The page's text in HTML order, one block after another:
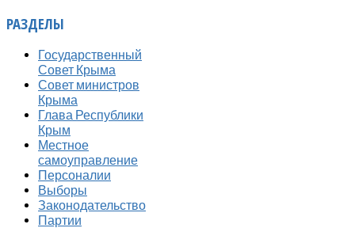
РАЗДЕЛЫ
Государственный
Совет Крыма
Совет министров
Крыма
Глава Республики
Крым
Местное
самоуправление
Персоналии
Выборы
Законодательство
Партии